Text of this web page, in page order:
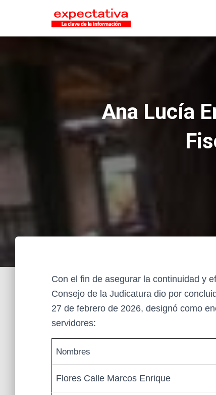
Ana Lucía
Con el fin de asegurar la continuidad y
Consejo de la Judicatura dio por
27 de febrero de 2026, designó como
servidores:
Nombres
Flores Calle Marcos Enrique